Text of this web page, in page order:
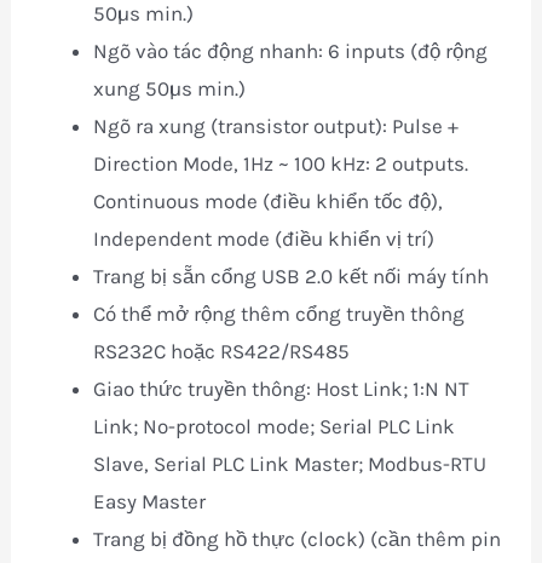
50µs min.)
Ngõ vào tác động nhanh: 6 inputs (độ rộng
xung 50µs min.)
Ngõ ra xung (transistor output): Pulse +
Direction Mode, 1Hz ~ 100 kHz: 2 outputs.
Continuous mode (điều khiển tốc độ),
Independent mode (điều khiển vị trí)
Trang bị sẵn cổng USB 2.0 kết nối máy tính
Có thể mở rộng thêm cổng truyền thông
RS232C hoặc RS422/RS485
Giao thức truyền thông: Host Link; 1:N NT
Link; No-protocol mode; Serial PLC Link
Slave, Serial PLC Link Master; Modbus-RTU
Easy Master
Trang bị đồng hồ thực (clock) (cần thêm pin